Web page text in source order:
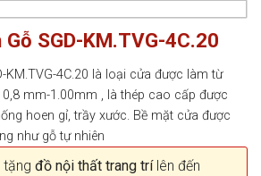
SGD-KM.TVG-4C.20
KM.TVG-4C.20 là loại cửa được làm từ
mm-1.00mm , là thép cao cấp được
hoen gỉ, trầy xước. Bề mặt cửa được
như gỗ tự nhiên
tặng đồ nội thất trang trílên đến